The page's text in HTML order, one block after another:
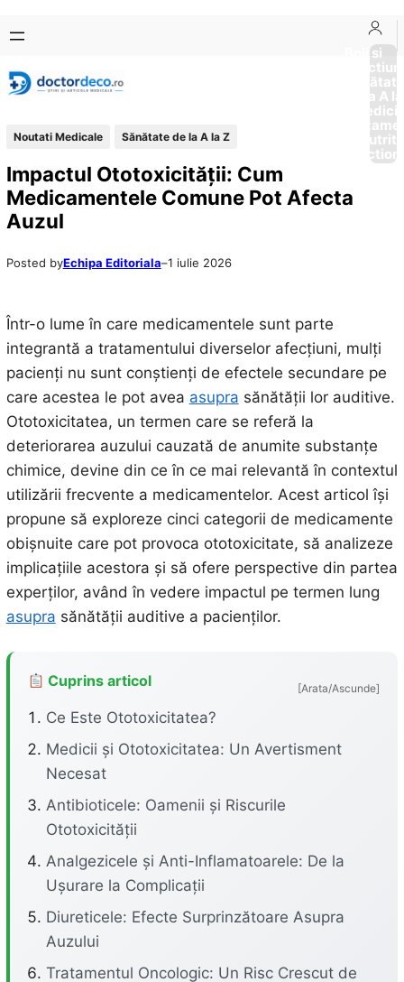
conținut
content
Boli si
Afectiuni
Sănătate
de la A
Noutati Medicale Sănătate de la A la Z
Impactul Ototoxicității: Cum
Medicamentele Comune Pot Afecta
Auzul
Posted byEchipa Editoriala–1 iulie 2026
Într-o lume în care medicamentele sunt parte
integrantă a tratamentului diverselor afecțiuni, mulți
pacienți nu sunt conștienți de efectele secundare pe
care acestea le pot avea asupra sănătății lor auditive.
Ototoxicitatea, un termen care se referă la
deteriorarea auzului cauzată de anumite substanțe
chimice, devine din ce în ce mai relevantă în contextul
utilizării frecvente a medicamentelor. Acest articol își
propune să exploreze cinci categorii de medicamente
obișnuite care pot provoca ototoxicitate, să analizeze
implicațiile acestora și să ofere perspective din partea
experților, având în vedere impactul pe termen lung
asupra sănătății auditive a pacienților.
Cuprins articol [Arata/Ascunde]
Ce Este Ototoxicitatea?
Medicii și Ototoxicitatea: Un Avertisment
Necesat
Antibioticele: Oamenii și Riscurile
Ototoxicității
Analgezicele și Anti-Inflamatoarele: De la
Ușurare la Complicații
Diureticele: Efecte Surprinzătoare Asupra
Auzului
Tratamentul Oncologic: Un Risc Crescut de